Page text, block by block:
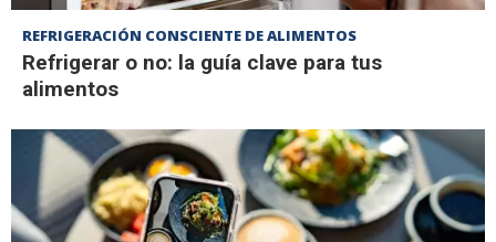
REFRIGERACIÓN CONSCIENTE DE ALIMENTOS
Refrigerar o no: la guía clave para tus
alimentos